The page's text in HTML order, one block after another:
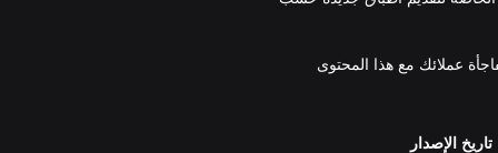
عملائك مع هذا المحتوى
تاريخ الإصدار